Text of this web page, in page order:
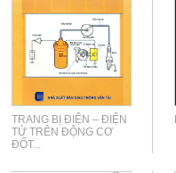
TRANG BỊ ĐIỆN – ĐIỆN
TỬ TRÊN ĐỘNG CƠ
ĐỐT...